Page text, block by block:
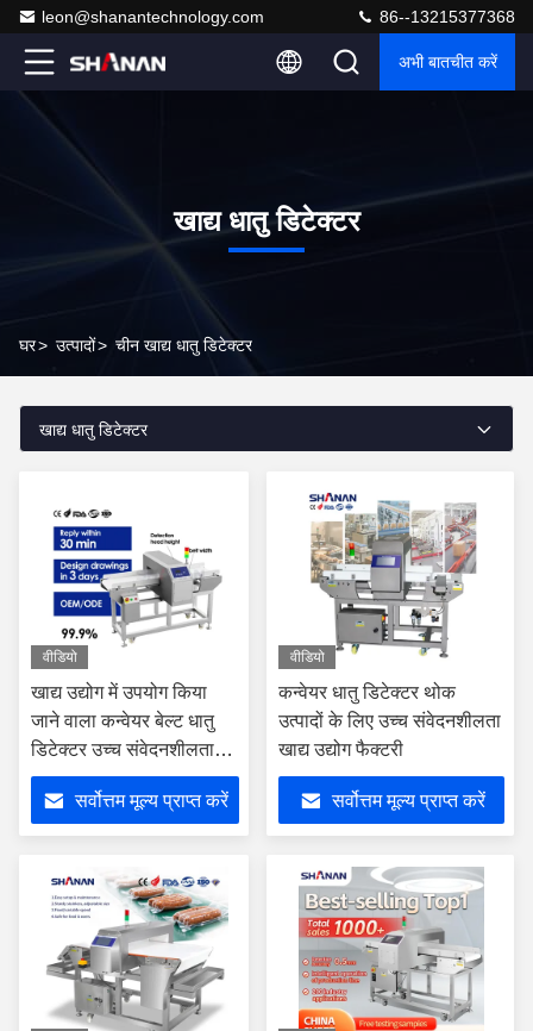
leon@shanantechnology.com 86--13215377368
अभी बातचीत करें
खाद्य धातु डिटेक्टर
घर> उत्पादों> चीन खाद्य धातु डिटेक्टर
खाद्य धातु डिटेक्टर
वीडियो
खाद्य उद्योग में उपयोग किया
जाने वाला कन्वेयर बेल्ट धातु
डिटेक्टर उच्च संवेदनशीलता
उपकरण
सर्वोत्तम मूल्य प्राप्त करें
वीडियो
कन्वेयर धातु डिटेक्टर थोक
उत्पादों के लिए उच्च संवेदनशीलता
खाद्य उद्योग फैक्टरी
सर्वोत्तम मूल्य प्राप्त करें